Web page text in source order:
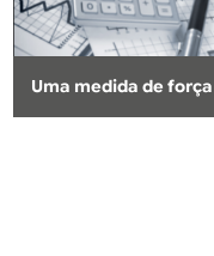
Uma medida de